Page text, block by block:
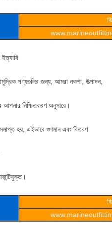
পণ্যগুলির জন্য, আমরা নকশা, উত্পাদন,
নিশ্চিতকরণ অনুসারে।
হয়, এইভাবে গুণমান এবং বিতরণ